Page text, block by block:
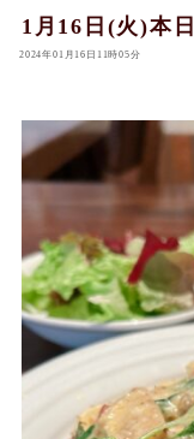
1月16日(火)本
2024年01月16日11時05分